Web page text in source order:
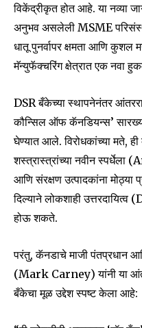
विकेंद्रीकृत होत आहे. या नव्या
अनुभव असलेली MSME
धातू पुनर्वापर क्षमता आणि कुशल
मॅन्युफॅक्चरिंग क्षेत्रात एक नवा
DSR बँकेच्या स्थापनेनंतर
कौन्सिल ऑफ कॅनडियन्स’
घेण्यात आले. विरोधकांच्या मते,
शस्त्रास्त्रांच्या नवीन
आणि संरक्षण उत्पादकांना
दिल्याने लोकशाही
होऊ शकते.
परंतु, कॅनडाचे माजी पंतप्रधान
(Mark Carney) यांनी या
बँकेचा मूळ उद्देश स्पष्ट केला आहे: